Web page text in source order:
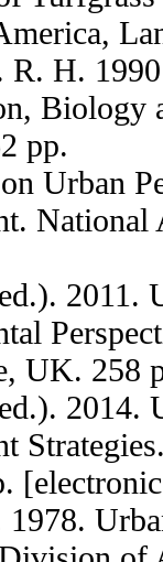
R. H.
Biology
pp.
Urban
National
2011.
UK. 258
2014.
1978.